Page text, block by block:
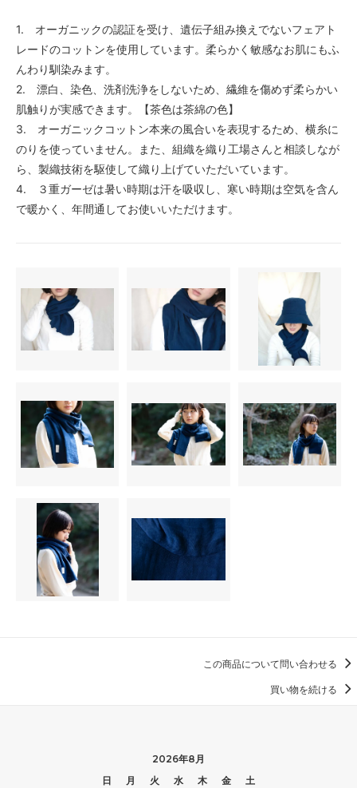
1. オーガニックの認証を受け、遺伝子組み換えでないフェアト
レードのコットンを使用しています。柔らかく敏感なお肌にもふ
んわり馴染みます。
2. 漂白、染色、洗剤洗浄をしないため、繊維を傷めず柔らかい
肌触りが実感できます。【茶色は茶綿の色】
3. オーガニックコットン本来の風合いを表現するため、横糸に
のりを使っていません。また、組織を織り工場さんと相談しなが
ら、製織技術を駆使して織り上げていただいています。
4. ３重ガーゼは暑い時期は汗を吸収し、寒い時期は空気を含ん
で暖かく、年間通してお使いいただけます。
この商品について問い合わせる
買い物を続ける
2026年8月
日
月 火 水 木 金
土